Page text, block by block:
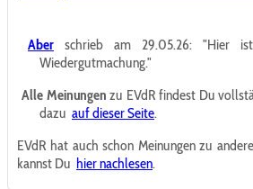
Aber schrieb am 29.05.26: "Hier
Wiedergutmachung."
Alle Meinungen zu EVdR findest Du
dazu auf dieser Seite.
EVdR hat auch schon Meinungen zu
kannst Du hier nachlesen.